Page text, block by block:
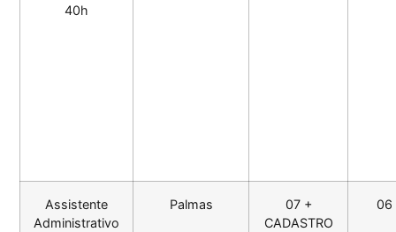
40h
Assistente
Administrativo
Palmas
07 +
CADASTRO
06